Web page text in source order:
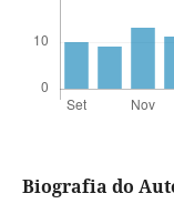
Biografia do